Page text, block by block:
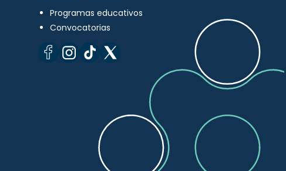
Programas educativos
Convocatorias